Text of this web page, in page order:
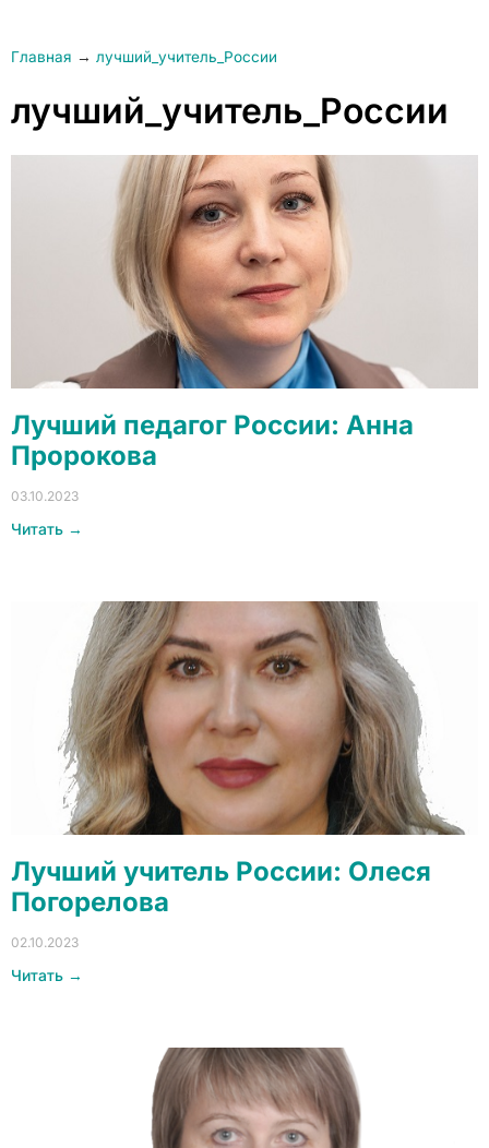
Главная → лучший_учитель_России
лучший_учитель_России
Лучший педагог России: Анна
Пророкова
03.10.2023
Читать →
Лучший учитель России: Олеся
Погорелова
02.10.2023
Читать →